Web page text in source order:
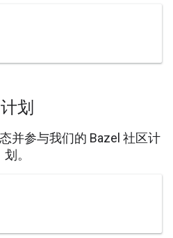
计划
并参与我们的 Bazel 社区计
划。